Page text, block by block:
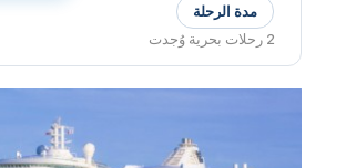
مدة الرحلة
2 رحلات بحرية وُجدت